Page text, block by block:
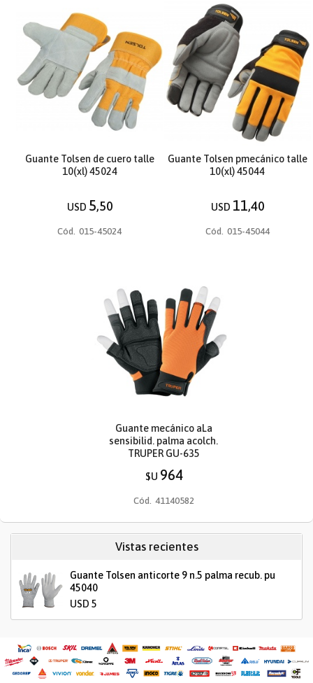
Guante Tolsen de cuero talle
10(xl) 45024
USD 5,50
Cód. 015-45024
Guante Tolsen pmecánico talle
10(xl) 45044
USD 11,40
Cód. 015-45044
Guante mecánico aLa
sensibilid. palma acolch.
TRUPER GU-635
$U 964
Cód. 41140582
Vistas recientes
Guante Tolsen anticorte 9 n.5 palma recub. pu
45040
USD 5